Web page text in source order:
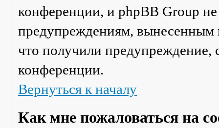
конференции, и phpBB Group
предупреждениям, вынесенным
что получили предупреждение,
конференции.
Вернуться к началу
Как мне пожаловаться на